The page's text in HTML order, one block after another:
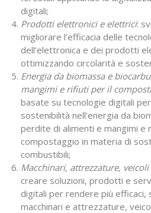
digitali;
Prodotti elettronici e elettrici:
migliorare l’efficacia delle
dell’elettronica e dei prodotti
ottimizzando circolarità e
Energia da biomassa e
mangimi e rifiuti per il
basate su tecnologie digitali
sostenibilità nell’energia da
perdite di alimenti e mangimi e
compostaggio in materia di
combustibili;
Macchinari, attrezzature,
creare soluzioni, prodotti e
digitali per rendere più efficaci,
macchinari e attrezzature,